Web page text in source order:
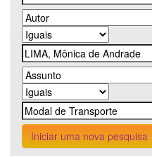
Iniciar uma nova pesquisa